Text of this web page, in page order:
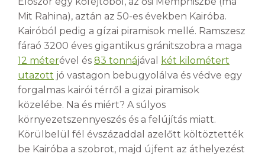
Mit Rahina), aztán az 50-es években Kairóba.
Kairóból pedig a gízai piramisok mellé. Ramszesz
fáraó 3200 éves gigantikus gránitszobra a maga
12 méterével és 83 tonnájával
két kilométert
utazott jó vastagon bebugyolálva és védve egy
forgalmas kairói térről a gizai piramisok
közelébe. Na és miért? A súlyos
környezetszennyeszés és a felújítás miatt.
Körülbelül fél évszázaddal azelőtt költöztették
be Kairóba a szobrot, majd újfent az áthelyezést